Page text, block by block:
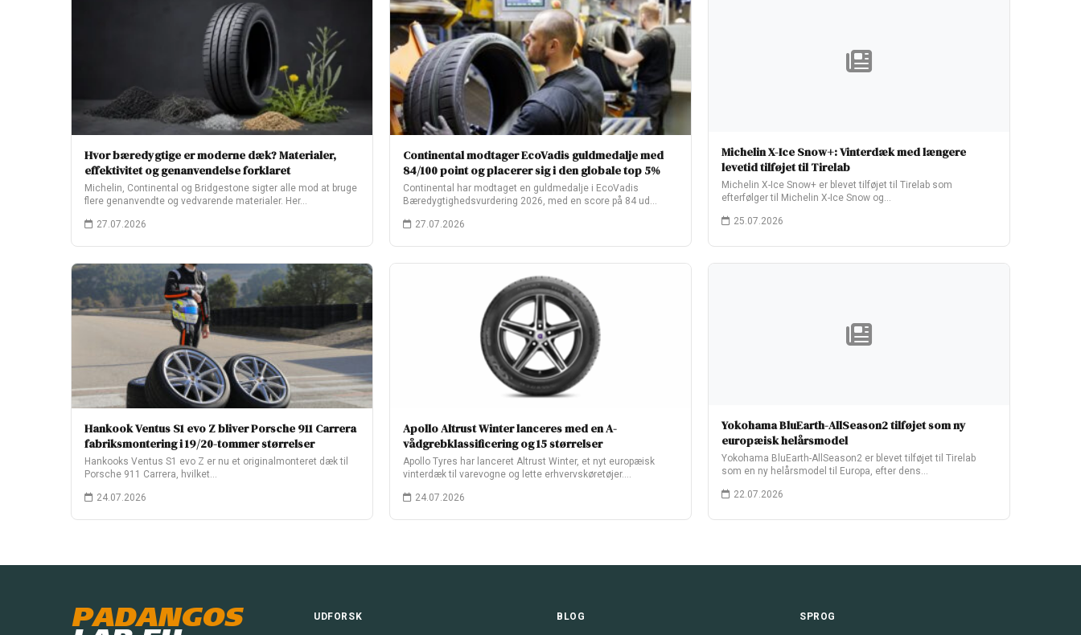
Hvor bæredygtige er moderne dæk? Materialer,
effektivitet og genanvendelse forklaret
Michelin, Continental og Bridgestone sigter alle mod at bruge
flere genanvendte og vedvarende materialer. Her…
27.07.2026
Continental modtager EcoVadis guldmedalje med
84/100 point og placerer sig i den globale top 5%
Continental har modtaget en guldmedalje i EcoVadis
Bæredygtighedsvurdering 2026, med en score på 84 ud…
27.07.2026
Michelin X-Ice Snow+: Vinterdæk med længere
levetid tilføjet til Tirelab
Michelin X-Ice Snow+ er blevet tilføjet til Tirelab som
efterfølger til Michelin X-Ice Snow og…
25.07.2026
Hankook Ventus S1 evo Z bliver Porsche 911 Carrera
fabriksmontering i 19/20-tommer størrelser
Hankooks Ventus S1 evo Z er nu et originalmonteret dæk til
Porsche 911 Carrera, hvilket…
24.07.2026
Apollo Altrust Winter lanceres med en A-
vådgrebklassificering og 15 størrelser
Apollo Tyres har lanceret Altrust Winter, et nyt europæisk
vinterdæk til varevogne og lette erhvervskøretøjer.…
24.07.2026
Yokohama BluEarth-AllSeason2 tilføjet som ny
europæisk helårsmodel
Yokohama BluEarth-AllSeason2 er blevet tilføjet til Tirelab
som en ny helårsmodel til Europa, efter dens…
22.07.2026
PADANGOS
UDFORSK BLOG SPROG